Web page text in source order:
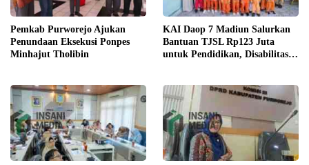
Pemkab Purworejo Ajukan
Penundaan Eksekusi Ponpes
Minhajut Tholibin
KAI Daop 7 Madiun Salurkan
Bantuan TJSL Rp123 Juta
untuk Pendidikan, Disabilitas,